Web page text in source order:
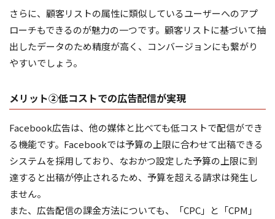
さらに、顧客リストの属性に類似しているユーザーへのアプ
ローチもできるのが魅力の一つです。顧客リストに基づいて抽
出したデータのため精度が高く、コンバージョンにも繋がり
やすいでしょう。
メリット②低コストでの広告配信が実現
Facebook広告は、他の媒体と比べても低コストで配信ができ
る機能です。Facebookでは予算の上限に合わせて出稿できる
システムを採用しており、なおかつ設定した予算の上限に到
達すると出稿が停止されるため、予算を超える請求は発生し
ません。
また、広告配信の課金方法についても、「CPC」と「CPM」